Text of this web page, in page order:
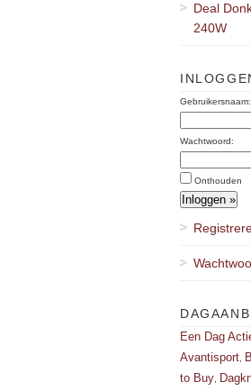
Deal
240W
Gebruikersnaam:
Wachtwoord:
Onthouden
Een Dag
Avantisport
to Buy